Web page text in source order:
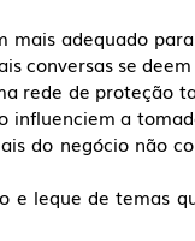
mais adequado
conversas se
rede de proteção
influenciem a
do negócio não
e leque de temas